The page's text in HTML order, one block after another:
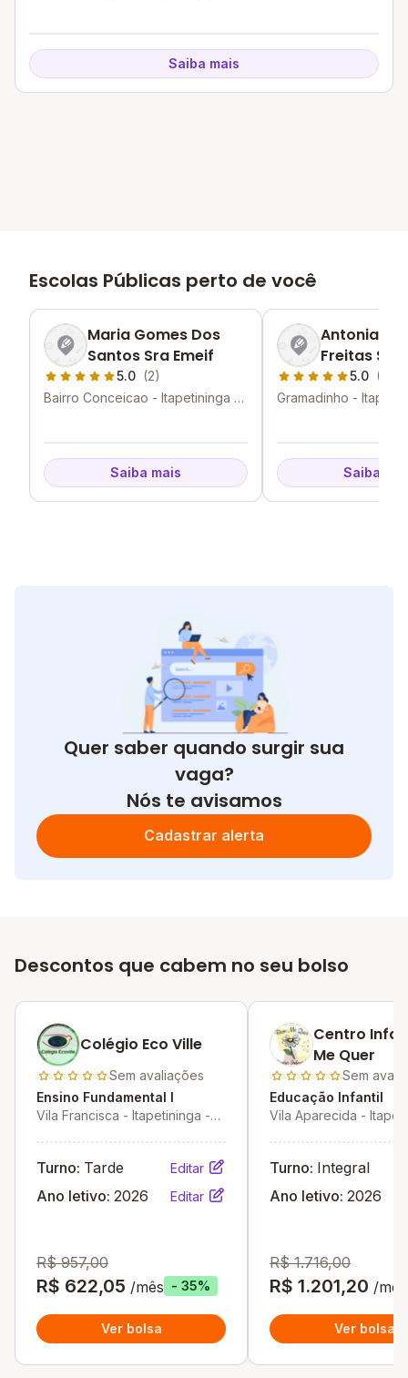
Saiba mais
Escolas Públicas perto de você
Maria Gomes Dos
Santos Sra Emeif
5.0 (2)
Bairro Conceicao - Itapetininga -
Saiba mais
Antonia
Freitas
Emeif5.0 (1)
Gramadinho -
Saiba
Quer saber quando surgir sua
vaga?
Nós te avisamos
Cadastrar alerta
Descontos que cabem no seu bolso
Colégio Eco Ville
Sem avaliações
Ensino Fundamental I
Vila Francisca - Itapetininga -
Turno: Tarde Editar
Ano letivo: 2026 Editar
R$ 957,00
R$ 622,05 /mês - 35%
Ver bolsa
Centro
Me Quer
Sem
Educação Infantil
Vila Aparecida -
Turno: Integral
Ano letivo: 2026
R$ 1.716,00
R$ 1.201,20 /mês
Ver bolsa